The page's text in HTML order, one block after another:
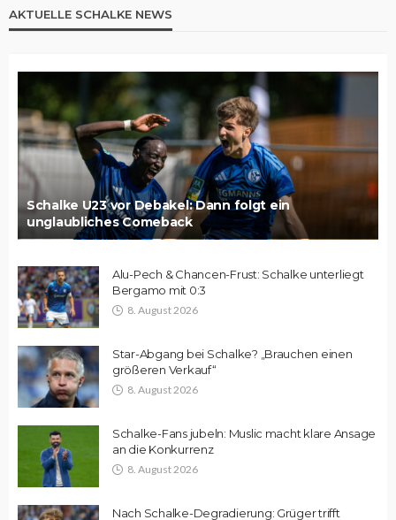
AKTUELLE SCHALKE NEWS
Schalke U23 vor Debakel: Dann folgt ein
unglaubliches Comeback
Alu-Pech & Chancen-Frust: Schalke unterliegt
Bergamo mit 0:3
8. August 2026
Star-Abgang bei Schalke? „Brauchen einen
größeren Verkauf“
8. August 2026
Schalke-Fans jubeln: Muslic macht klare Ansage
an die Konkurrenz
8. August 2026
Nach Schalke-Degradierung: Grüger trifft